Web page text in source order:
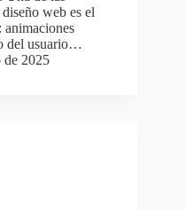
web es el
del usuario…
de 2025